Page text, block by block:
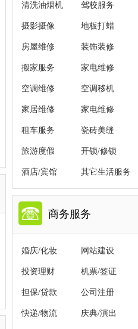
清洗油烟机 驾校服务
摄影摄像 地板打蜡
房屋维修 装饰装修
搬家服务 家电维修
空调维修 空调移机
家居维修 家电维修
租车服务 瓷砖美缝
旅游度假 开锁/修锁
酒店/宾馆 其它生活服务
商务服务
婚庆/化妆 网站建设
投资理财 机票/签证
担保/贷款 公司注册
快递/物流 庆典/演出